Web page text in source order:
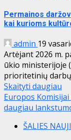
Permainos
kai kurioms
admin 19
Artėjant 2026 m.
ūkio ministerijoje
prioritetinių
Skaityti daugiau
Europos
daugiau
ŠALIES